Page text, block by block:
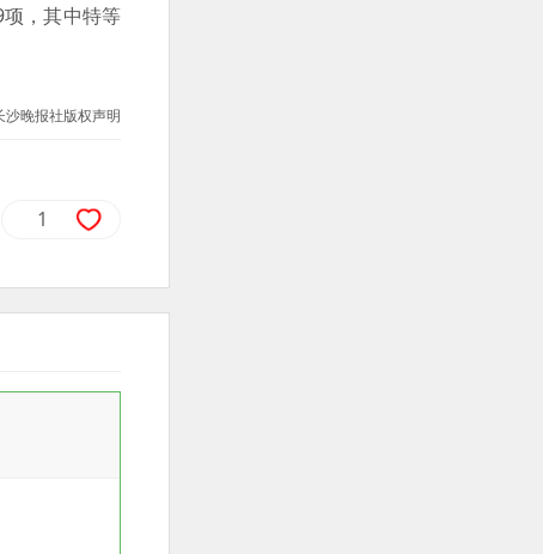
，其中特等
沙晚报社版权声明
1